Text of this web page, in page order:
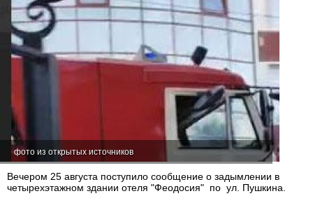
фото из открытых источников
Вечером 25 августа поступило сообщение о задымлении в
четырехэтажном здании отеля "Феодосия" по ул. Пушкина.